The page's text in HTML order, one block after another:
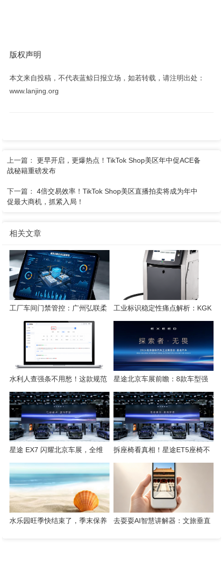
版权声明
本文来自投稿，不代表蓝鲸日报立场，如若转载，请注明出处：
www.lanjing.org
上一篇：更早开启，更爆热点！TikTok Shop美区年中促ACE备
战秘籍重磅发布
下一篇：4倍交易效率！TikTok Shop美区直播拍卖将成为年中
促最大商机，抓紧入局！
相关文章
工厂车间门禁管控：广州弘联柔
性方案解析
工业标识稳定性痛点解析：KGK
水利人查强条不用愁！这款规范
检索工具一键搞定
星途北京车展前瞻：8款车型强
势集结，开启3.0性能豪华探索
新姿态
星途 EX7 闪耀北京车展，全维
硬核实力解锁“陆上专机”出行新
体验
拆座椅看真相！星途ET5座椅不
只是舒适，技术藏满诚意
水乐园旺季快结束了，季末保养
去耍耍AI智慧讲解器：文旅垂直